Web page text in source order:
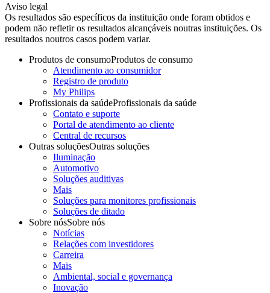
Aviso legal
Os resultados são específicos da instituição onde foram obtidos e
podem não refletir os resultados alcançáveis noutras instituições. Os
resultados noutros casos podem variar.
Produtos de consumoProdutos de consumo
Atendimento ao consumidor
Registro de produto
My Philips
Profissionais da saúdeProfissionais da saúde
Contato e suporte
Portal de atendimento ao cliente
Central de recursos
Outras soluçõesOutras soluções
Iluminação
Automotivo
Soluções auditivas
Mais
Soluções para monitores profissionais
Soluções de ditado
Sobre nósSobre nós
Notícias
Relações com investidores
Carreira
Mais
Ambiental, social e governança
Inovação